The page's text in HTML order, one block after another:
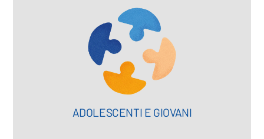
ADOLESCENTI E GIOVANI